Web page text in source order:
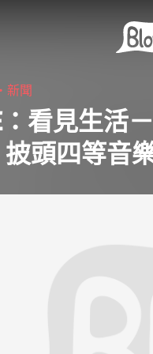
新聞
：看見生活
頭四等音